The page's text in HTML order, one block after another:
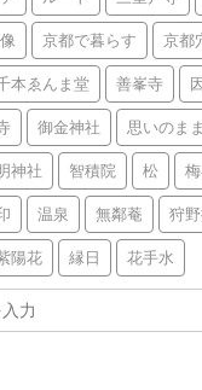
京都で暮らす 京都
本ゑんま堂 善峯寺
御金神社 思いのまま
神社 智積院 松
温泉 無鄰菴 狩
陽花 縁日 花手水